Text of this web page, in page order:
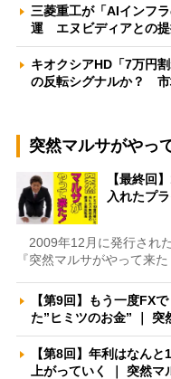
三菱重工が「AIインフ
運 エヌビディアとの
キオクシアHD「7万円
の反転シグナルか？
突然マルサがやっ
【最終回
入れたプ
2009年12月に発行され
『突然マルサがやって来
【第9回】もう一度FX
た”ヒミツのお金” ｜
【第8回】年利はなん
上がっていく ｜ 突然